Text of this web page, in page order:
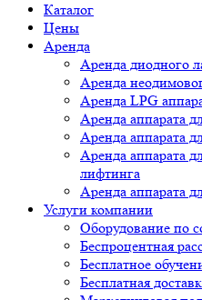
Каталог
Цены
Аренда
Аренда диодного
Аренда
Аренда LPG
Аренда аппарата
Аренда аппарата
Аренда аппарата
лифтинга
Аренда аппарата
Услуги компании
Оборудование по
Беспроцентная
Бесплатное
Бесплатная